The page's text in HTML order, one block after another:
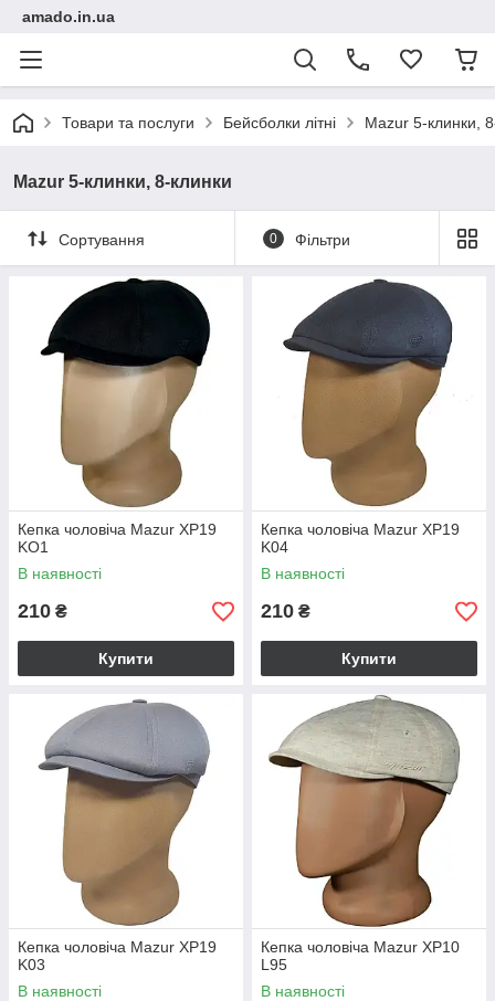
amado.in.ua
Товари та послуги Бейсболки літні Mazur 5-клинки,
Mazur 5-клинки, 8-клинки
Сортування 0 Фільтри
Кепка чоловіча Mazur XP19
KO1
В наявності
210 ₴
Купити
Кепка чоловіча Mazur XP19
K04
В наявності
210 ₴
Купити
Кепка чоловіча Mazur XP19
K03
В наявності
Кепка чоловіча Mazur XP10
L95
В наявності